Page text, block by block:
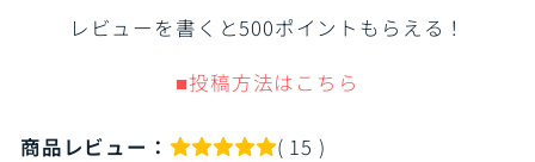
レビューを書くと500ポイントもらえる！
■投稿方法はこちら
商品レビュー： ( 15 )